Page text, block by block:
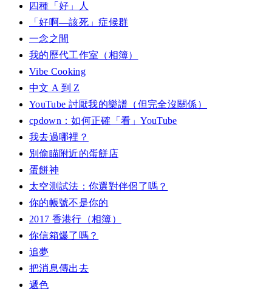
四種「好」人
「好啊—該死」症候群
一念之間
我的歷代工作室（相簿）
Vibe Cooking
中文 A 到 Z
YouTube 討厭我的樂譜（但完全沒關係）
cpdown：如何正確「看」YouTube
我去過哪裡？
別偷瞄附近的蛋餅店
蛋餅神
太空測試法：你選對伴侶了嗎？
你的帳號不是你的
2017 香港行（相簿）
你信箱爆了嗎？
追夢
把消息傳出去
遞色